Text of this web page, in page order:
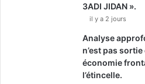
3ADI JIDAN ».
il y a 2 jours
Analyse
n’est pas
économie
l’étincelle.